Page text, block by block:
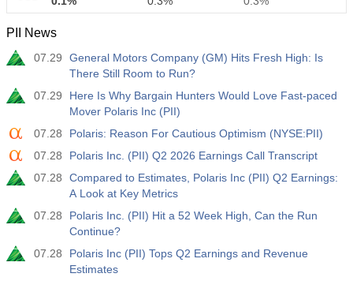
12:30
USD
평균 시간당 수익 y/y
활동
3.2%
예측값
3.5%
훑어보기
USD
개인 비농업 급여
활동
예측값
훑어보기
12:30
USD
U6 실업률
7.9%
7.9%
7.9%
17:00
베이커 휴즈 US Oil Rig Count
PII News
07.29
General Motors Company (GM) Hits Fresh High: Is
There Still Room to Run?
07.29
Here Is Why Bargain Hunters Would Love Fast-paced
Mover Polaris Inc (PII)
07.28
Polaris: Reason For Cautious Optimism (NYSE:PII)
07.28
Polaris Inc. (PII) Q2 2026 Earnings Call Transcript
07.28
Compared to Estimates, Polaris Inc (PII) Q2 Earnings:
A Look at Key Metrics
07.28
Polaris Inc. (PII) Hit a 52 Week High, Can the Run
Continue?
07.28
Polaris Inc (PII) Tops Q2 Earnings and Revenue
Estimates